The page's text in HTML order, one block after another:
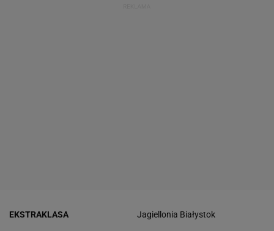
EKSTRAKLASA Jagiellonia Białystok